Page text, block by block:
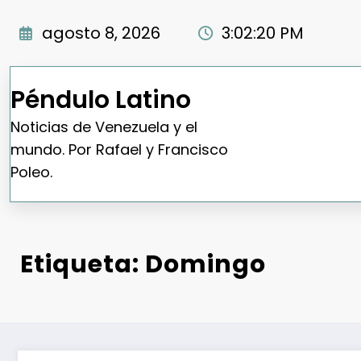
agosto 8, 2026 3:02:21 PM
Péndulo Latino
Noticias de Venezuela y el
mundo. Por Rafael y Francisco
Poleo.
Etiqueta: Domingo